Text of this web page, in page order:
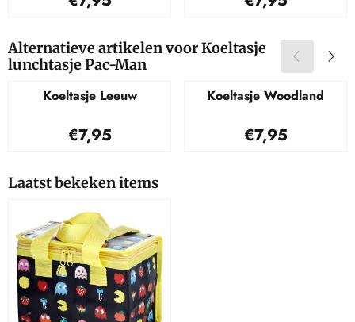
Alternatieve artikelen voorKoeltasje
lunchtasje Pac-Man
Koeltasje Leeuw
Prijs: 7,95
€7,95
Koeltasje Woodland
Prijs: 7,95
€7,95
Laatst bekeken items